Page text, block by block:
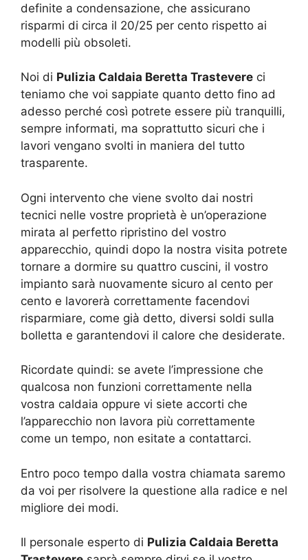
definite a condensazione, che assicurano
risparmi di circa il 20/25 per cento rispetto ai
modelli più obsoleti.
Noi di Pulizia Caldaia Beretta Trastevere ci
teniamo che voi sappiate quanto detto fino ad
adesso perché così potrete essere più tranquilli,
sempre informati, ma soprattutto sicuri che i
lavori vengano svolti in maniera del tutto
trasparente.
Ogni intervento che viene svolto dai nostri
tecnici nelle vostre proprietà è un’operazione
mirata al perfetto ripristino del vostro
apparecchio, quindi dopo la nostra visita potrete
tornare a dormire su quattro cuscini, il vostro
impianto sarà nuovamente sicuro al cento per
cento e lavorerà correttamente facendovi
risparmiare, come già detto, diversi soldi sulla
bolletta e garantendovi il calore che desiderate.
Ricordate quindi: se avete l’impressione che
qualcosa non funzioni correttamente nella
vostra caldaia oppure vi siete accorti che
l’apparecchio non lavora più correttamente
come un tempo, non esitate a contattarci.
Entro poco tempo dalla vostra chiamata saremo
da voi per risolvere la questione alla radice e nel
migliore dei modi.
Il personale esperto di Pulizia Caldaia Beretta